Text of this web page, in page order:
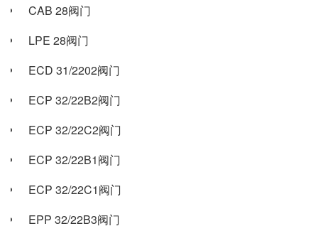
CAB 28阀门
LPE 28阀门
ECD 31/2202阀门
ECP 32/22B2阀门
ECP 32/22C2阀门
ECP 32/22B1阀门
ECP 32/22C1阀门
EPP 32/22B3阀门